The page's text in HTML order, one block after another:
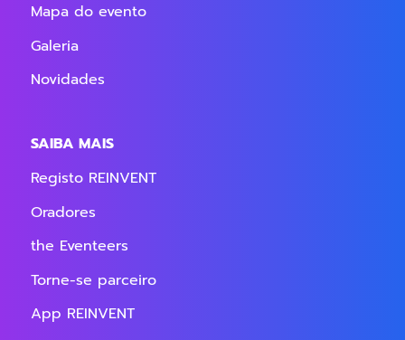
Mapa do evento
Galeria
Novidades
SAIBA MAIS
Registo REINVENT
Oradores
the Eventeers
Torne-se parceiro
App REINVENT